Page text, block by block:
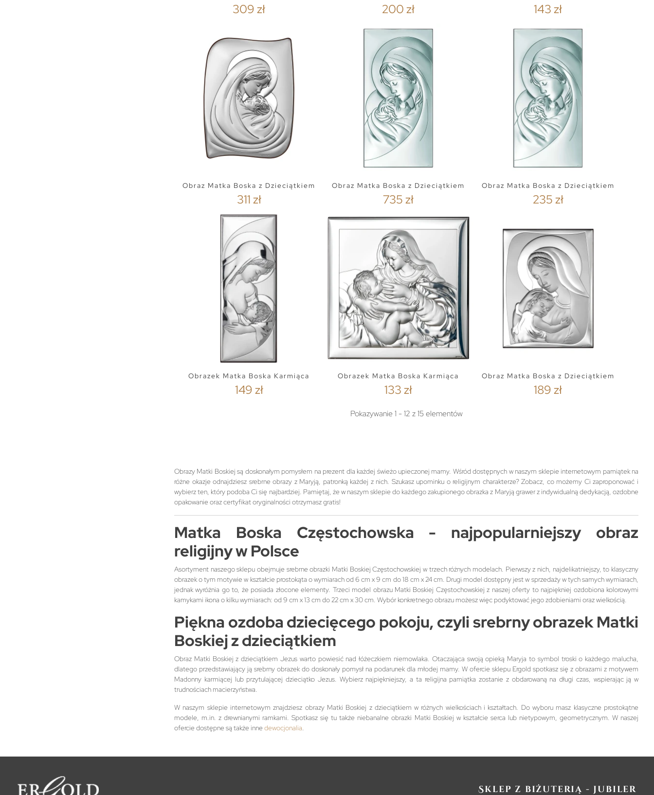
309 zł 200 zł 143 zł
Obraz Matka Boska z Dzieciątkiem
311 zł
Obraz Matka Boska z Dzieciątkiem
735 zł
Obraz Matka Boska z Dzieciątkiem
235 zł
Obrazek Matka Boska Karmiąca
149 zł
Obrazek Matka Boska Karmiąca
133 zł
Obraz Matka Boska z Dzieciątkiem
189 zł
Pokazywanie 1 - 12 z 15 elementów
Obrazy Matki Boskiej są doskonałym pomysłem na prezent dla każdej świeżo upieczonej mamy. Wśród dostępnych w naszym sklepie internetowym pamiątek na
różne okazje odnajdziesz srebrne obrazy z Maryją, patronką każdej z nich. Szukasz upominku o religijnym charakterze? Zobacz, co możemy Ci zaproponować i
wybierz ten, który podoba Ci się najbardziej. Pamiętaj, że w naszym sklepie do każdego zakupionego obrazka z Maryją grawer z indywidualną dedykacją, ozdobne
opakowanie oraz certyfikat oryginalności otrzymasz gratis!
Matka Boska Częstochowska - najpopularniejszy obraz
religijny w Polsce
Asortyment naszego sklepu obejmuje srebrne obrazki Matki Boskiej Częstochowskiej w trzech różnych modelach. Pierwszy z nich, najdelikatniejszy, to klasyczny
obrazek o tym motywie w kształcie prostokąta o wymiarach od 6 cm x 9 cm do 18 cm x 24 cm. Drugi model dostępny jest w sprzedaży w tych samych wymiarach,
jednak wyróżnia go to, że posiada złocone elementy. Trzeci model obrazu Matki Boskiej Częstochowskiej z naszej oferty to najpiękniej ozdobiona kolorowymi
kamykami ikona o kilku wymiarach: od 9 cm x 13 cm do 22 cm x 30 cm. Wybór konkretnego obrazu możesz więc podyktować jego zdobieniami oraz wielkością.
Piękna ozdoba dziecięcego pokoju, czyli srebrny obrazek Matki
Boskiej z dzieciątkiem
Obraz Matki Boskiej z dzieciątkiem Jezus warto powiesić nad łóżeczkiem niemowlaka. Otaczająca swoją opieką Maryja to symbol troski o każdego malucha,
dlatego przedstawiający ją srebrny obrazek do doskonały pomysł na podarunek dla młodej mamy. W ofercie sklepu Ergold spotkasz się z obrazami z motywem
Madonny karmiącej lub przytulającej dzieciątko Jezus. Wybierz najpiękniejszy, a ta religijna pamiątka zostanie z obdarowaną na długi czas, wspierając ją w
trudnościach macierzyństwa.
W naszym sklepie internetowym znajdziesz obrazy Matki Boskiej z dzieciątkiem w różnych wielkościach i kształtach. Do wyboru masz klasyczne prostokątne
modele, m.in. z drewnianymi ramkami. Spotkasz się tu także niebanalne obrazki Matki Boskiej w kształcie serca lub nietypowym, geometrycznym. W naszej
ofercie dostępne są także inne dewocjonalia.
Sklep z biżuterią - jubiler